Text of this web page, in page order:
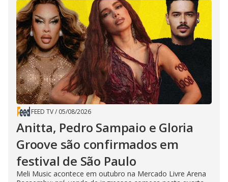
FEED TV/ 05/08/2026
Anitta, Pedro Sampaio e Gloria
Groove são confirmados em
festival de São Paulo
Meli Music acontece em outubro na Mercado Livre Arena